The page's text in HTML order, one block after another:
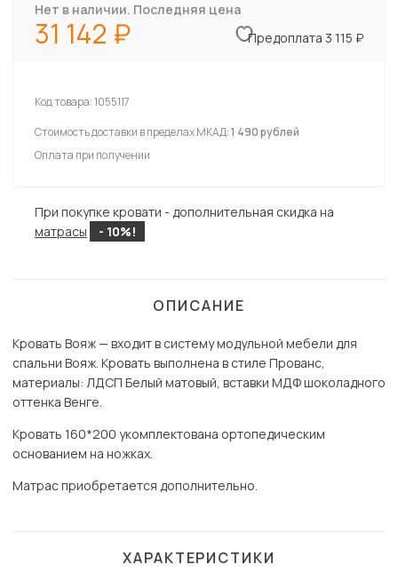
Нет в наличии. Последняя цена
31 142 Предоплата 3 115 ₽
Код товара:1055117
Стоимость доставки в пределах МКАД:1 490 рублей
Оплата при получении
При покупке кровати - дополнительная скидка на
матрасы
- 10%!
ОПИСАНИЕ
Кровать Вояж — входит в систему модульной мебели для
спальни Вояж. Кровать выполнена в стиле Прованс,
материалы: ЛДСП Белый матовый, вставки МДФ шоколадного
оттенка Венге.
Кровать 160*200 укомплектована ортопедическим
основанием на ножках.
Матрас приобретается дополнительно.
ХАРАКТЕРИСТИКИ